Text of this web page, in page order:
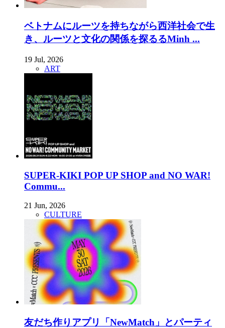
ベトナムにルーツを持ちながら西洋社会で生
き、ルーツと文化の関係を探るるMinh ...
19 Jul, 2026
ART
SUPER-KIKI POP UP SHOP and NO WAR!
Commu...
21 Jun, 2026
CULTURE
友だち作りアプリ「NewMatch」とパーティ